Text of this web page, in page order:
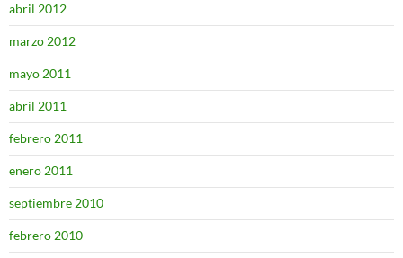
abril 2012
marzo 2012
mayo 2011
abril 2011
febrero 2011
enero 2011
septiembre 2010
febrero 2010